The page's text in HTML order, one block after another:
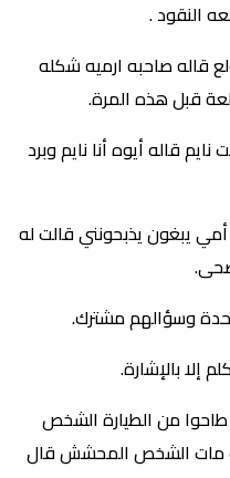
النقود .
قاله صاحبه ارميه شكله
قبل هذه المرة.
قاله أيوه أنا نايم وبرد
يبغون يذبحونني قالت له
وسؤالهم مشترك.
إلا بالإشارة.
من الطيارة الشخص
مات الشخص المحشش قال